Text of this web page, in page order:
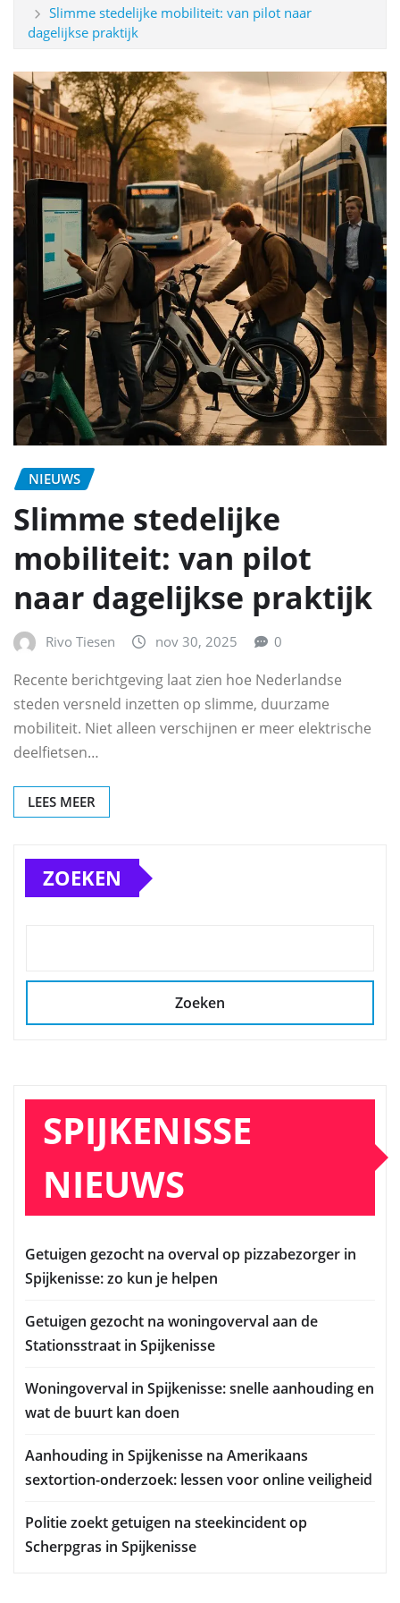
Slimme stedelijke mobiliteit: van pilot naar
dagelijkse praktijk
NIEUWS
Slimme stedelijke
mobiliteit: van pilot
naar dagelijkse praktijk
Rivo Tiesen nov 30, 2025 0
Recente berichtgeving laat zien hoe Nederlandse
steden versneld inzetten op slimme, duurzame
mobiliteit. Niet alleen verschijnen er meer elektrische
deelfietsen…
LEES MEER
ZOEKEN
Zoeken
SPIJKENISSE
NIEUWS
Getuigen gezocht na overval op pizzabezorger in
Spijkenisse: zo kun je helpen
Getuigen gezocht na woningoverval aan de
Stationsstraat in Spijkenisse
Woningoverval in Spijkenisse: snelle aanhouding en
wat de buurt kan doen
Aanhouding in Spijkenisse na Amerikaans
sextortion-onderzoek: lessen voor online veiligheid
Politie zoekt getuigen na steekincident op
Scherpgras in Spijkenisse